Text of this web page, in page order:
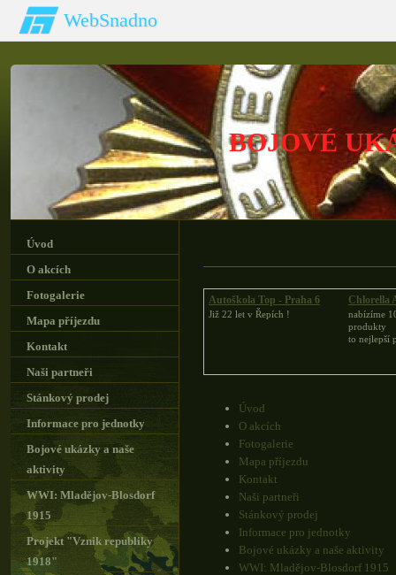
WebSnadno
BOJOVÉ
Autoškola Top - Praha 6
Již 22 let v Řepích !
Chlorella
nabízíme
produkty
to nejlepší
Úvod
O akcích
Fotogalerie
Mapa příjezdu
Kontakt
Naši partneři
Stánkový prodej
Informace pro jednotky
Bojové ukázky a naše aktivity
WWI: Mladějov-Blosdorf 1915
Úvod
O akcích
Fotogalerie
Mapa příjezdu
Kontakt
Naši partneři
Stánkový prodej
Informace pro jednotky
Bojové ukázky a naše
aktivity
WWI: Mladějov-Blosdorf
1915
Projekt "Vznik republiky
1918"